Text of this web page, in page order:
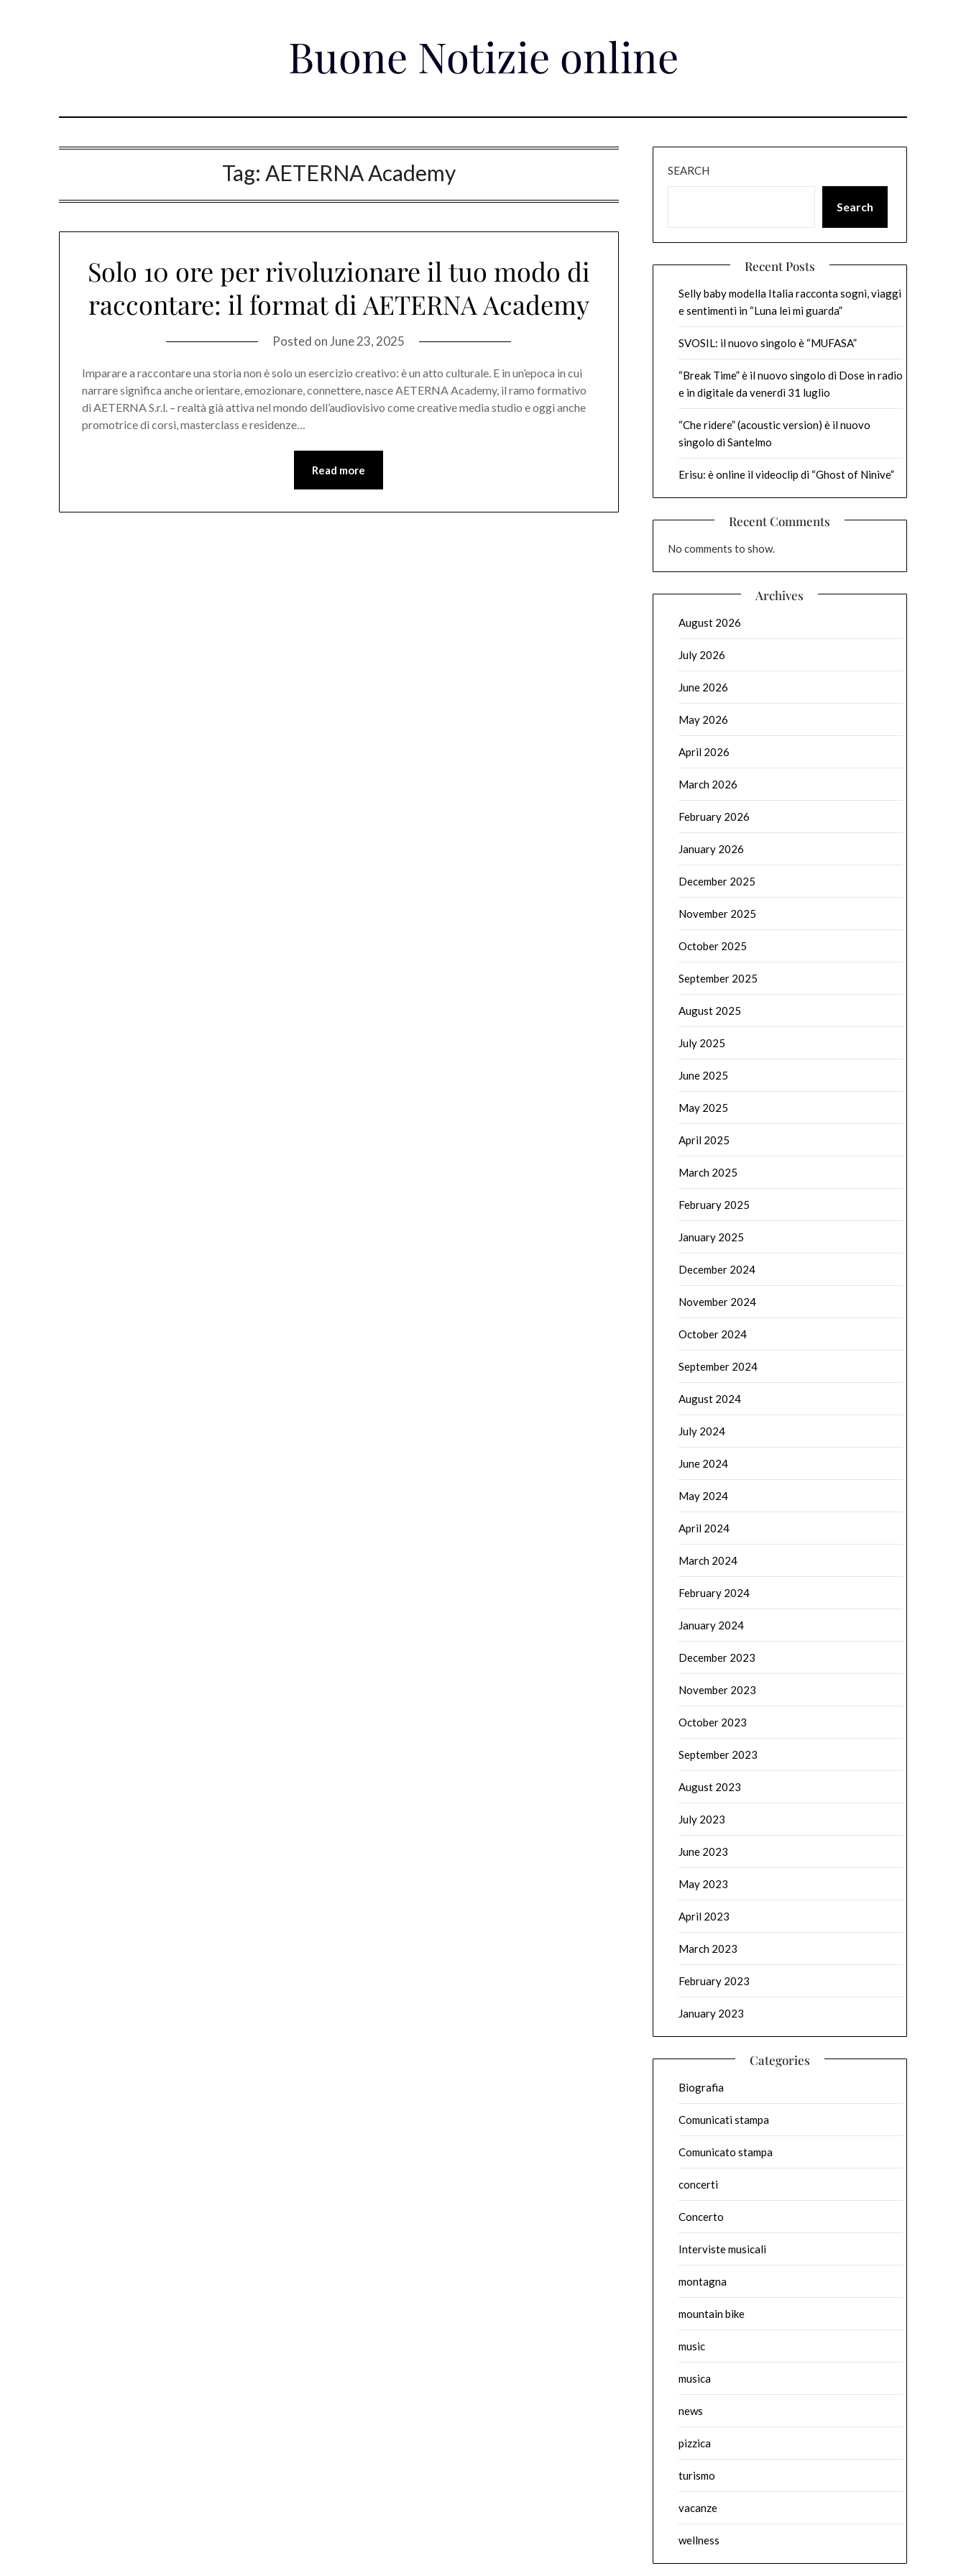
Buone Notizie online
Tag: AETERNA Academy
Solo 10 ore per rivoluzionare il tuo modo di
raccontare: il format di AETERNA Academy
Posted onJune 23, 2025
Imparare a raccontare una storia non è solo un esercizio creativo: è un atto culturale. E in un’epoca in cui
narrare significa anche orientare, emozionare, connettere, nasce AETERNA Academy, il ramo formativo
di AETERNA S.r.l. – realtà già attiva nel mondo dell’audiovisivo come creative media studio e oggi anche
promotrice di corsi, masterclass e residenze…
Read more
SEARCH
Search
Recent Posts
Selly baby modella Italia racconta sogni, viaggi
e sentimenti in “Luna lei mi guarda”
SVOSIL: il nuovo singolo è “MUFASA”
“Break Time” è il nuovo singolo di Dose in radio
e in digitale da venerdì 31 luglio
“Che ridere” (acoustic version) è il nuovo
singolo di Santelmo
Erisu: è online il videoclip di “Ghost of Ninive”
Recent Comments
No comments to show.
Archives
August 2026
July 2026
June 2026
May 2026
April 2026
March 2026
February 2026
January 2026
December 2025
November 2025
October 2025
September 2025
August 2025
July 2025
June 2025
May 2025
April 2025
March 2025
February 2025
January 2025
December 2024
November 2024
October 2024
September 2024
August 2024
July 2024
June 2024
May 2024
April 2024
March 2024
February 2024
January 2024
December 2023
November 2023
October 2023
September 2023
August 2023
July 2023
June 2023
May 2023
April 2023
March 2023
February 2023
January 2023
Categories
Biografia
Comunicati stampa
Comunicato stampa
concerti
Concerto
Interviste musicali
montagna
mountain bike
music
musica
news
pizzica
turismo
vacanze
wellness